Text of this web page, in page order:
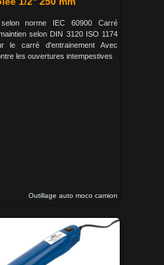
norme IEC 60900 Carré
selon DIN 3120 ISO 1174
le carré d'entrainement Avec
les ouvertures intempestives
Outillage auto moco camion